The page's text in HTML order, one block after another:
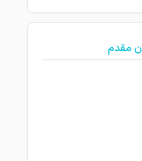
بودن
1404-10-04
بیماری قدرت تشخیص
که با داروهاشون
مقدم